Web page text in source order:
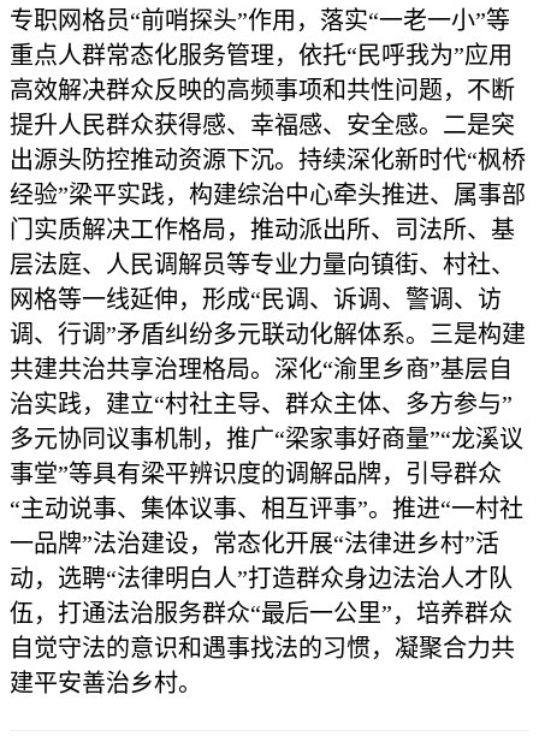
专职网格员“前哨探头”作用，落实“一老一小”等
重点人群常态化服务管理，依托“民呼我为”应用
高效解决群众反映的高频事项和共性问题，不断
提升人民群众获得感、幸福感、安全感。二是突
出源头防控推动资源下沉。持续深化新时代“枫桥
经验”梁平实践，构建综治中心牵头推进、属事部
门实质解决工作格局，推动派出所、司法所、基
层法庭、人民调解员等专业力量向镇街、村社、
网格等一线延伸，形成“民调、诉调、警调、访
调、行调”矛盾纠纷多元联动化解体系。三是构建
共建共治共享治理格局。深化“渝里乡商”基层自
治实践，建立“村社主导、群众主体、多方参与”
多元协同议事机制，推广“梁家事好商量”“龙溪议
事堂”等具有梁平辨识度的调解品牌，引导群众
“主动说事、集体议事、相互评事”。推进“一村社
一品牌”法治建设，常态化开展“法律进乡村”活
动，选聘“法律明白人”打造群众身边法治人才队
伍，打通法治服务群众“最后一公里”，培养群众
自觉守法的意识和遇事找法的习惯，凝聚合力共
建平安善治乡村。